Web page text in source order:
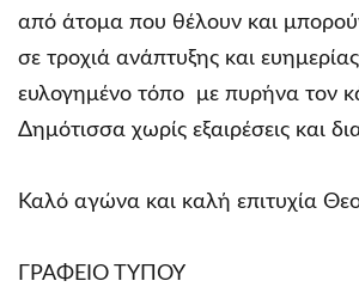
από άτομα που θέλουν και
σε τροχιά ανάπτυξης και
ευλογημένο τόπο με πυρήνα τον
Δημότισσα χωρίς εξαιρέσεις και
Καλό αγώνα και καλή επιτυχία
ΓΡΑΦΕΙΟ ΤΥΠΟΥ